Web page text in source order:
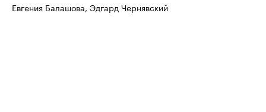
Евгения Балашова, Эдгард Чернявский